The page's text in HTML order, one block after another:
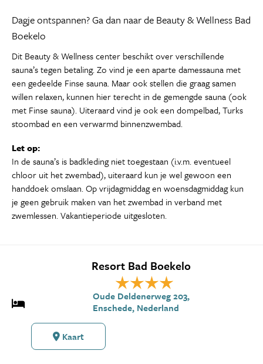
Dagje ontspannen? Ga dan naar de Beauty & Wellness Bad
Boekelo
Dit Beauty & Wellness center beschikt over verschillende
sauna’s tegen betaling. Zo vind je een aparte damessauna met
een gedeelde Finse sauna. Maar ook stellen die graag samen
willen relaxen, kunnen hier terecht in de gemengde sauna (ook
met Finse sauna). Uiteraard vind je ook een dompelbad, Turks
stoombad en een verwarmd binnenzwembad.
Let op:
In de sauna’s is badkleding niet toegestaan (i.v.m. eventueel
chloor uit het zwembad), uiteraard kun je wel gewoon een
handdoek omslaan. Op vrijdagmiddag en woensdagmiddag kun
je geen gebruik maken van het zwembad in verband met
zwemlessen. Vakantieperiode uitgesloten.
Resort Bad Boekelo
Oude Deldenerweg 203,
Enschede, Nederland
Kaart